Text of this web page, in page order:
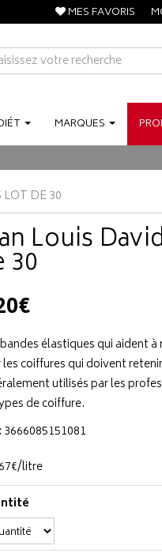
MES FAVORIS
MARQUES
DE 30
Louis
30
élastiques qui aident
coiffures qui doivent
utilisés par les
de coiffure.
3666085151081
€/litre